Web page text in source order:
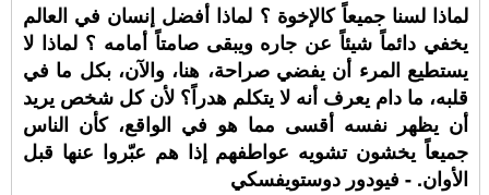
لماذا لسنا جميعاً كالإخوة ؟ لماذا أفضل إنسان في العالم
يخفي دائماً شيئاً عن جاره ويبقى صامتاً أمامه ؟ لماذا لا
يستطيع المرء أن يفضي صراحة، هنا، والآن، بكل ما في
قلبه، ما دام يعرف أنه لا يتكلم هدراً؟ لأن كل شخص يريد
أن يظهر نفسه أقسى مما هو في الواقع، كأن الناس
جميعاً يخشون تشويه عواطفهم إذا هم عبّروا عنها قبل
الأوان. - فيودور دوستويفسكي